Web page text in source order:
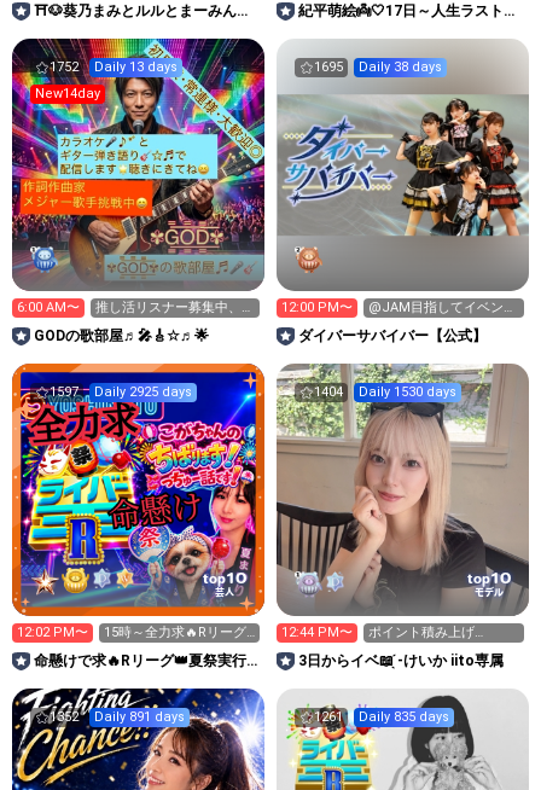
⛩🐶葵乃まみとルルとまーみん谷
紀平萌絵👼🤍17日～人生ラスト
1752
Daily 13 days
New14day
6:00 AM〜
推し活リスナー募集中、皆
様楽しんでいって下さい😆
🎸
GODの歌部屋♬🎤🎸☆♬🌟
1695 Daily 38 days
12:00 PM〜
@JAM目指してイベント
挑戦中！
‪ダイバーサバイバー【公式】
1597 Daily 2925 days
top10
芸人
12:02 PM〜
15時～全力求🔥Rリーグ
ギフト🙏8日まで⚠色々
温存
命懸けで求🔥Rリーグ👑夏祭実行
1404 Daily 1530 days
top10
モデル
12:44 PM〜
ポイント積み上げ
⤴️2000pt残り4人‼️
3日からイベ📖 ̖́-けいか iito専属
1352 Daily 891 days 1261 Daily 835 days